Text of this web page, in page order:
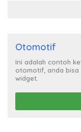
Otomotif
Ini adalah contoh
otomotif, anda bisa
widget.